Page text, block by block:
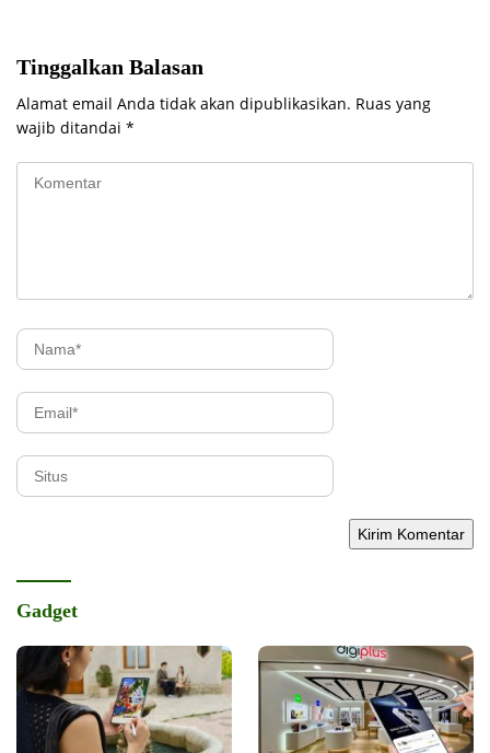
Tinggalkan Balasan
Alamat email Anda tidak akan dipublikasikan. Ruas yang
wajib ditandai *
Gadget